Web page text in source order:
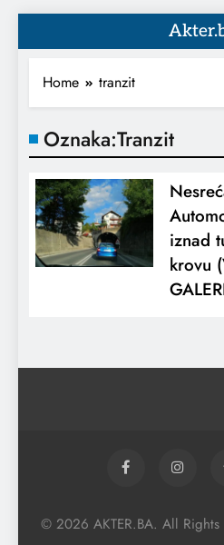
Home tranzit
Oznaka:Tranzit
iznad
krovu
© 2026 AKTER.BA. All Rights